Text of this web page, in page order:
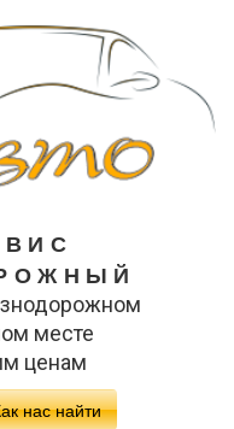
месте
ценам
нас найти